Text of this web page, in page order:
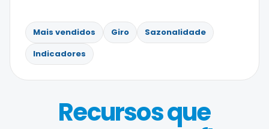
Mais vendidos Giro
Sazonalidade
Indicadores
Recursos que